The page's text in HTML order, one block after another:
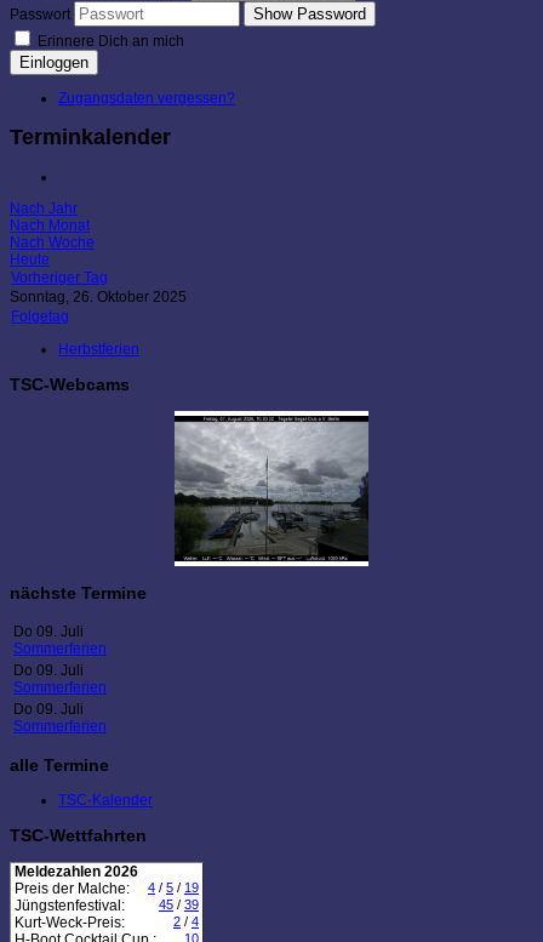
Passwort
Show Password
Erinnere Dich an mich
Einloggen
Zugangsdaten vergessen?
Terminkalender
Nach Jahr
Nach Monat
Nach Woche
Heute
Vorheriger Tag
Sonntag, 26. Oktober 2025
Folgetag
Herbstferien
TSC-Webcams
nächste Termine
Do 09. Juli
Sommerferien
Do 09. Juli
Sommerferien
Do 09. Juli
Sommerferien
alle Termine
TSC-Kalender
TSC-Wettfahrten
Meldezahlen 2026
Preis der Malche:
4 / 5 / 19
Jüngstenfestival: 45 / 39
Kurt-Weck-Preis: 2 / 4
10